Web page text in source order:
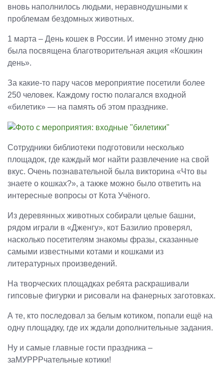
вновь наполнилось людьми, неравнодушными к
проблемам бездомных животных.
1 марта – День кошек в России. И именно этому дню
была посвящена благотворительная акция «Кошкин
день».
За какие-то пару часов мероприятие посетили более
250 человек. Каждому гостю полагался входной
«билетик» — на память об этом празднике.
Сотрудники библиотеки подготовили несколько
площадок, где каждый мог найти развлечение на свой
вкус. Очень познавательной была викторина «Что вы
знаете о кошках?», а также можно было ответить на
интересные вопросы от Кота Учёного.
Из деревянных животных собирали целые башни,
рядом играли в «Дженгу», кот Базилио проверял,
насколько посетителям знакомы фразы, сказанные
самыми известными котами и кошками из
литературных произведений.
На творческих площадках ребята раскрашивали
гипсовые фигурки и рисовали на фанерных заготовках.
А те, кто последовал за белым котиком, попали ещё на
одну площадку, где их ждали дополнительные задания.
Ну и самые главные гости праздника –
заМУРРРчательные котики!